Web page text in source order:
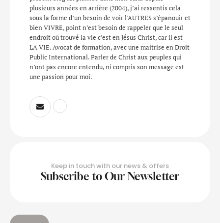
plusieurs années en arrière (2004), j’ai ressentis cela
sous la forme d’un besoin de voir l’AUTRES s’épanouir et
bien VIVRE, point n’est besoin de rappeler que le seul
endroit où trouvé la vie c’est en Jésus Christ, car il est
LA VIE. Avocat de formation, avec une maitrise en Droit
Public International. Parler de Christ aux peuples qui
n’ont pas encore entendu, ni compris son message est
une passion pour moi.
Keep in touch with our news & offers
Subscribe to Our Newsletter